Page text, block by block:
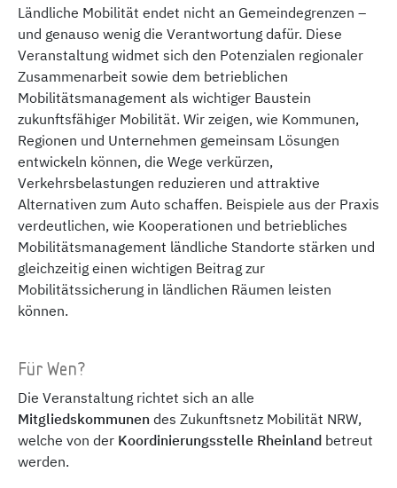
Ländliche Mobilität endet nicht an Gemeindegrenzen –
und genauso wenig die Verantwortung dafür. Diese
Veranstaltung widmet sich den Potenzialen regionaler
Zusammenarbeit sowie dem betrieblichen
Mobilitätsmanagement als wichtiger Baustein
zukunftsfähiger Mobilität. Wir zeigen, wie Kommunen,
Regionen und Unternehmen gemeinsam Lösungen
entwickeln können, die Wege verkürzen,
Verkehrsbelastungen reduzieren und attraktive
Alternativen zum Auto schaffen. Beispiele aus der Praxis
verdeutlichen, wie Kooperationen und betriebliches
Mobilitätsmanagement ländliche Standorte stärken und
gleichzeitig einen wichtigen Beitrag zur
Mobilitätssicherung in ländlichen Räumen leisten
können.
Für Wen?
Die Veranstaltung richtet sich an alle
Mitgliedskommunendes Zukunftsnetz Mobilität NRW,
welche von derKoordinierungsstelle Rheinlandbetreut
werden.